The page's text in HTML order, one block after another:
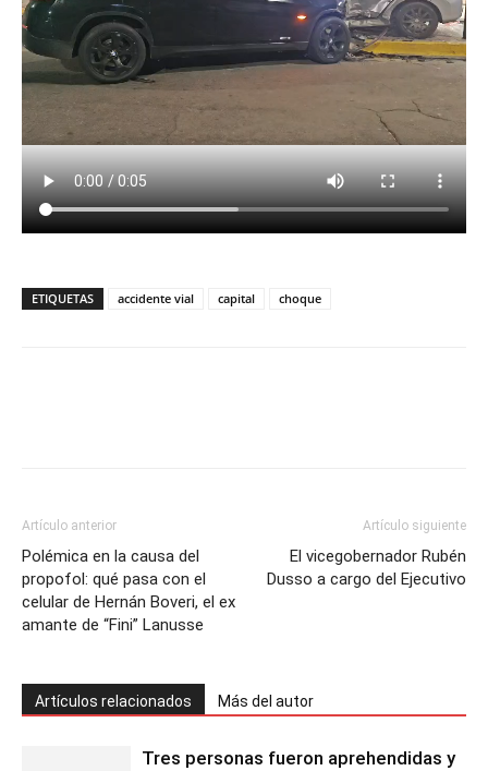
ETIQUETAS accidente vial capital choque
Artículo anterior
Polémica en la causa del
propofol: qué pasa con el
celular de Hernán Boveri, el ex
amante de “Fini” Lanusse
Artículo siguiente
El vicegobernador Rubén
Dusso a cargo del Ejecutivo
Artículos relacionados Más del autor
Tres personas fueron aprehendidas y